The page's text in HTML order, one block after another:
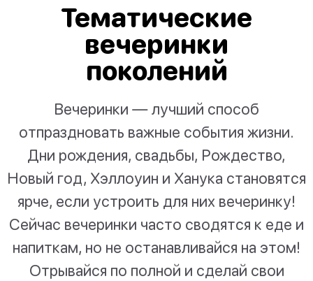
Тематические
вечеринки
поколений
Вечеринки — лучший способ
отпраздновать важные события жизни.
Дни рождения, свадьбы, Рождество,
Новый год, Хэллоуин и Ханука становятся
ярче, если устроить для них вечеринку!
Сейчас вечеринки часто сводятся к еде и
напиткам, но не останавливайся на этом!
Отрывайся по полной и сделай свои